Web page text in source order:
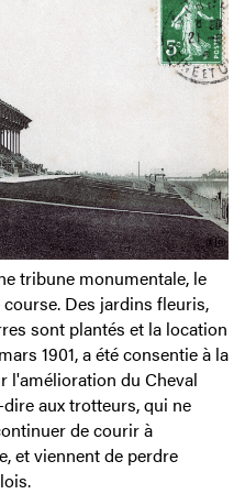
tribune monumentale, le
Des jardins fleuris,
sont plantés et la location
1901, a été consentie à la
l'amélioration du Cheval
aux trotteurs, qui ne
de courir à
et viennent de perdre